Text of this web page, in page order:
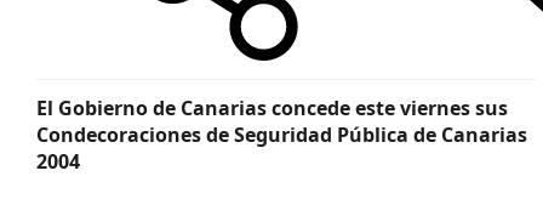
El Gobierno de Canarias concede este viernes sus
Condecoraciones de Seguridad Pública de Canarias
2004